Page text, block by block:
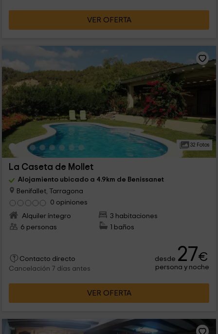
VER OFERTA
32 Fotos
La Caseta de Mollet
Alojamiento ubicado a 4.9km de Benissanet
Benifallet, Tarragona
0 opiniones
Alquiler íntegro
3 habitaciones
6 personas
1 baños
Contacto directo
Cancelación 7 días antes
desde 27€
persona y noche
VER OFERTA